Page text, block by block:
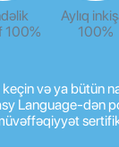
100%
Aylıq
100%
və ya bütün
Language-dən